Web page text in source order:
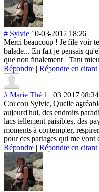
# Sylvie 10-03-2017 18:26
Merci beaucoup ! Je file voir
balade... En fait je pensais
que non finalement ! Tant
Répondre | Répondre en citant
# Marie Thé 11-03-2017 08:34
Coucou Sylvie, Quelle
aujourd'hui, des endroits
lacs tellement paisibles, des
moments à contempler,
pour ces partages qui me
Répondre | Répondre en citant